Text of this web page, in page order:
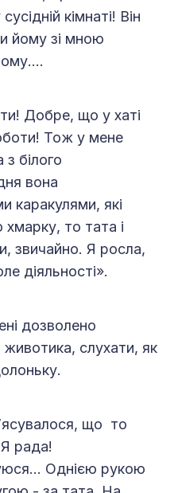
кімнаті! Він
йому зі мною
Добре, що у хаті
Тож у мене
з білого
вона
каракулями, які
то тата і
звичайно. Я росла,
діяльності».
дозволено
слухати, як
що то
рада!
Однією рукою